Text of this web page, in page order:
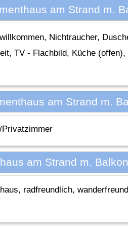
am Strand m.
Nichtraucher,
TV - Flachbild, Küche
am Strand m.
Privatzimmer
am Strand m.
radfreundlich,